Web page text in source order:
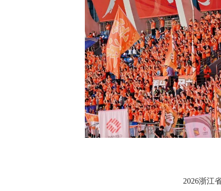
2026浙江